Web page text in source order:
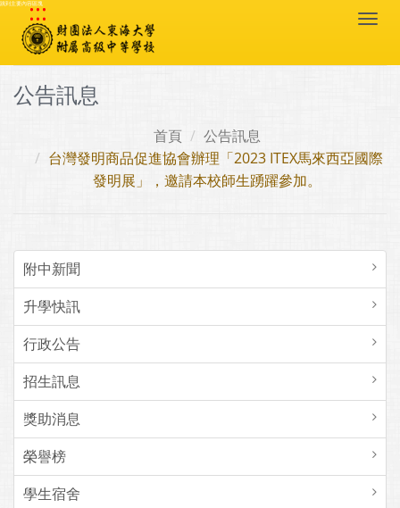
跳到主要內容區塊
:::
公告訊息
首頁
公告訊息
台灣發明商品促進協會辦理「2023 ITEX馬來西亞國際
發明展」，邀請本校師生踴躍參加。
附中新聞
升學快訊
行政公告
招生訊息
獎助消息
榮譽榜
學生宿舍